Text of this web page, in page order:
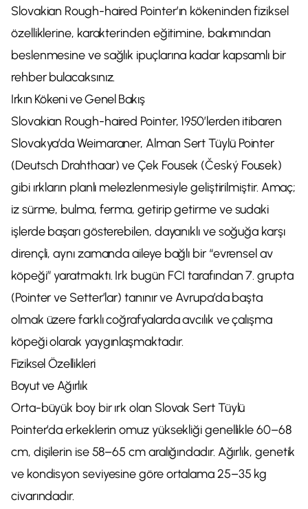
Slovakian Rough-haired Pointer’ın kökeninden fiziksel
özelliklerine, karakterinden eğitimine, bakımından
beslenmesine ve sağlık ipuçlarına kadar kapsamlı bir
rehber bulacaksınız.
Irkın Kökeni ve Genel Bakış
Slovakian Rough-haired Pointer, 1950’lerden itibaren
Slovakya’da Weimaraner, Alman Sert Tüylü Pointer
(Deutsch Drahthaar) ve Çek Fousek (Český Fousek)
gibi ırkların planlı melezlenmesiyle geliştirilmiştir. Amaç;
iz sürme, bulma, ferma, getirip getirme ve sudaki
işlerde başarı gösterebilen, dayanıklı ve soğuğa karşı
dirençli, aynı zamanda aileye bağlı bir “evrensel av
köpeği” yaratmaktı. Irk bugün FCI tarafından 7. grupta
(Pointer ve Setter’lar) tanınır ve Avrupa’da başta
olmak üzere farklı coğrafyalarda avcılık ve çalışma
köpeği olarak yaygınlaşmaktadır.
Fiziksel Özellikleri
Boyut ve Ağırlık
Orta-büyük boy bir ırk olan Slovak Sert Tüylü
Pointer’da erkeklerin omuz yüksekliği genellikle 60–68
cm, dişilerin ise 58–65 cm aralığındadır. Ağırlık, genetik
ve kondisyon seviyesine göre ortalama 25–35 kg
civarındadır.